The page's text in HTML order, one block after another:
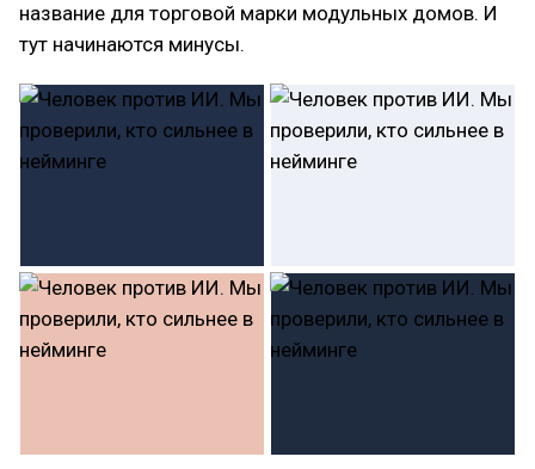
название для торговой марки модульных домов. И
тут начинаются минусы.